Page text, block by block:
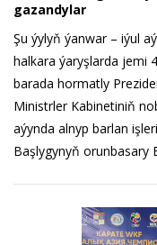
gazandylar
Şu ýylyň ýanwar – iýul
halkara ýaryşlarda jemi
barada hormatly
Ministrler Kabinetiniň
aýynda alnyp barlan
Başlygynyň orunbasary